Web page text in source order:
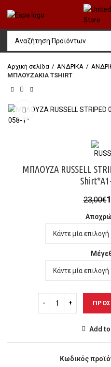
Αρχική σελίδα ΑΝΔΡΙΚΑ
ΜΠΛΟΥΖΑΚΙΑ TSHIRT
Click to enlarge
ΜΠΛΟΥΖΑ RUSSELL
23,00€
Add
Κωδικός